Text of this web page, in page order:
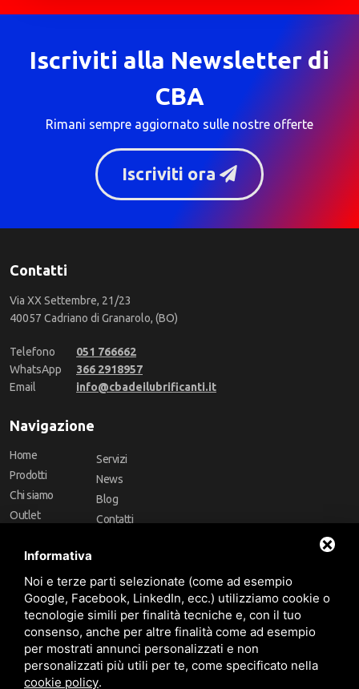
Iscriviti alla Newsletter di
CBA
Rimani sempre aggiornato sulle nostre offerte
Iscriviti ora
Contatti
Via XX Settembre, 21/23
40057 Cadriano di Granarolo, (BO)
Telefono
051 766662
WhatsApp
366 2918957
Email
info@cbadeilubrificanti.it
Navigazione
Home
Prodotti
Chi siamo
Outlet
Marchi
Servizi
News
Blog
Contatti
Follow Us
Informativa
Noi e terze parti selezionate (come ad esempio
Google, Facebook, LinkedIn, ecc.) utilizziamo cookie o
tecnologie simili per finalità tecniche e, con il tuo
consenso, anche per altre finalità come ad esempio
per mostrati annunci personalizzati e non
personalizzati più utili per te, come specificato nella
cookie policy.